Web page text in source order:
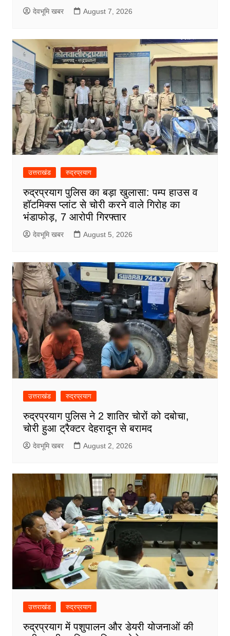
देवभूमि खबर August 7, 2026
उत्तराखंड रुद्रप्रयाग
रुद्रप्रयाग पुलिस का बड़ा खुलासा: पम्प हाउस व
हॉटमिक्स प्लांट से चोरी करने वाले गिरोह का
भंडाफोड़, 7 आरोपी गिरफ्तार
देवभूमि खबर August 5, 2026
उत्तराखंड रुद्रप्रयाग
रुद्रप्रयाग पुलिस ने 2 शातिर चोरों को दबोचा,
चोरी हुआ ट्रैक्टर देहरादून से बरामद
देवभूमि खबर August 2, 2026
उत्तराखंड रुद्रप्रयाग
रुद्रप्रयाग में पशुपालन और डेयरी योजनाओं की